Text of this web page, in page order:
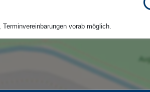
vorab möglich.